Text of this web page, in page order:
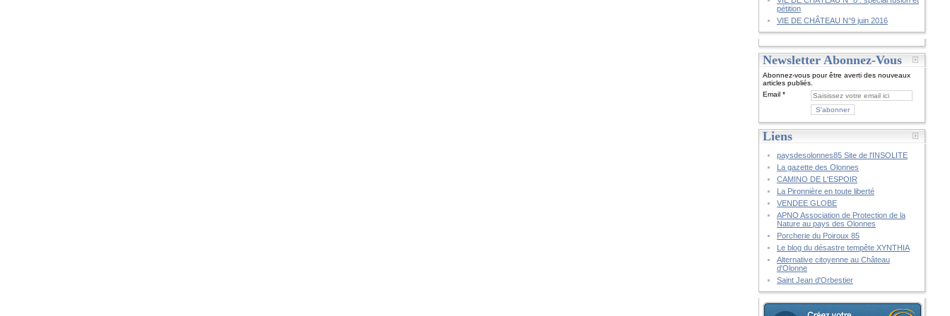
pétition
VIE DE CHÂTEAU N°9 juin 2016
Newsletter Abonnez-Vous
Abonnez-vous pour être averti des nouveaux
articles publiés.
Email
Liens
paysdesolonnes85 Site de l'INSOLITE
La gazette des Olonnes
CAMINO DE L'ESPOIR
La Pironnière en toute liberté
VENDEE GLOBE
APNO Association de Protection de la
Nature au pays des Olonnes
Porcherie du Poiroux 85
Le blog du désastre tempête XYNTHIA
Alternative citoyenne au Château
d'Olonne
Saint Jean d'Orbestier